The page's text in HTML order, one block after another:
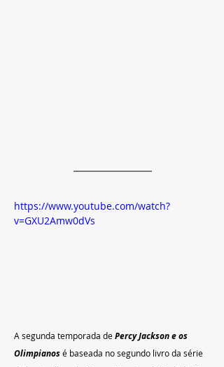
https://www.youtube.com/watch?
v=GXU2Amw0dVs
A segunda temporada dePercy Jackson e os
Olimpianos é baseada no segundo livro da série